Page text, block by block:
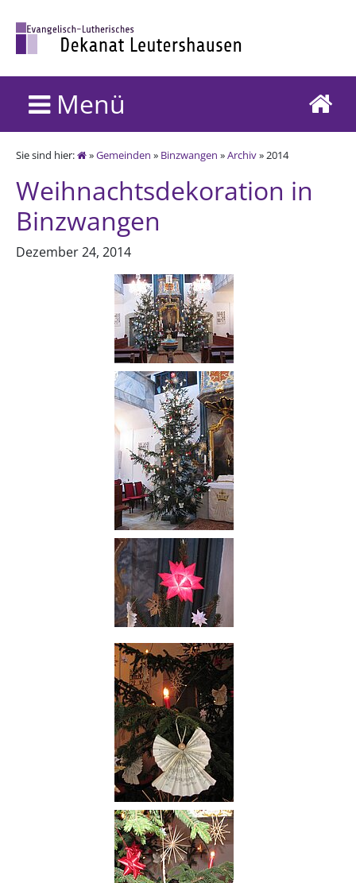
Menü
Sie sind hier: »Gemeinden » Binzwangen »Archiv» 2014
Weihnachtsdekoration in
Binzwangen
Dezember 24, 2014